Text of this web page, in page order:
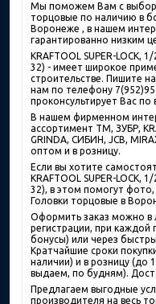
Мы поможем Вам с
торцовые по наличию в
Воронеже , в нашем
гарантированно низким
KRAFTOOL SUPER-LOCK,
32) - имеет широкое
строительстве. Пишите
нам по телефону
проконсультирует Вас по
В нашем фирменном
ассортимент ТМ, ЗУБР,
GRINDA, СИБИН, JCB,
оптом и в розницу.
Если вы хотите
KRAFTOOL SUPER-LOCK,
32), в этом помогут
Головки торцовые в
Оформить заказ можно в
регистрации, при каждой
бонусы) или через
Кратчайшие сроки
наличии) и в розницу (до
выдаем, по будням).
Предлагаем выгодные
производителя на весь